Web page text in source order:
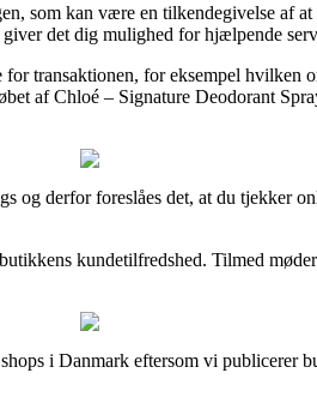
som kan være en tilkendegivelse af
det dig mulighed for hjælpende
transaktionen, for eksempel
af Chloé – Signature Deodorant
derfor foreslåes det, at du tjekker
kundetilfredshed. Tilmed
i Danmark eftersom vi publicerer